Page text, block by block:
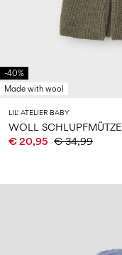
-40%
Made with wool
LIL' ATELIER BABY
WOLL SCHLUPFMÜTZE
€ 20,95 € 34,99